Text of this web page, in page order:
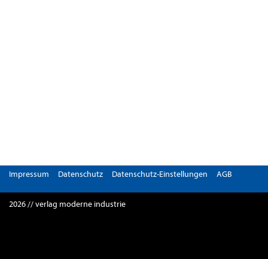
Impressum Datenschutz Datenschutz-Einstellungen AGB
2026 // verlag moderne industrie